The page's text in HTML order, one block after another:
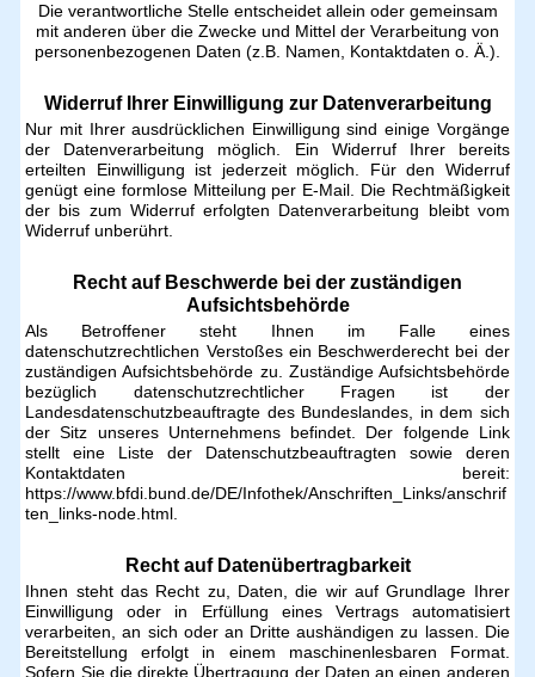
Die verantwortliche Stelle entscheidet allein oder gemeinsam
mit anderen über die Zwecke und Mittel der Verarbeitung von
personenbezogenen Daten (z.B. Namen, Kontaktdaten o. Ä.).
Widerruf Ihrer Einwilligung zur Datenverarbeitung
Nur mit Ihrer ausdrücklichen Einwilligung sind einige Vorgänge
der Datenverarbeitung möglich. Ein Widerruf Ihrer bereits
erteilten Einwilligung ist jederzeit möglich. Für den Widerruf
genügt eine formlose Mitteilung per E-Mail. Die Rechtmäßigkeit
der bis zum Widerruf erfolgten Datenverarbeitung bleibt vom
Widerruf unberührt.
Recht auf Beschwerde bei der zuständigen
Aufsichtsbehörde
Als Betroffener steht Ihnen im Falle eines
datenschutzrechtlichen Verstoßes ein Beschwerderecht bei der
zuständigen Aufsichtsbehörde zu. Zuständige Aufsichtsbehörde
bezüglich datenschutzrechtlicher Fragen ist der
Landesdatenschutzbeauftragte des Bundeslandes, in dem sich
der Sitz unseres Unternehmens befindet. Der folgende Link
stellt eine Liste der Datenschutzbeauftragten sowie deren
Kontaktdaten bereit:
https://www.bfdi.bund.de/DE/Infothek/Anschriften_Links/anschrif
ten_links-node.html.
Recht auf Datenübertragbarkeit
Ihnen steht das Recht zu, Daten, die wir auf Grundlage Ihrer
Einwilligung oder in Erfüllung eines Vertrags automatisiert
verarbeiten, an sich oder an Dritte aushändigen zu lassen. Die
Bereitstellung erfolgt in einem maschinenlesbaren Format.
Sofern Sie die direkte Übertragung der Daten an einen anderen